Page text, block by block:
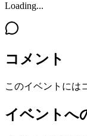
Loading...
コメント
このイベントには
イベントへ